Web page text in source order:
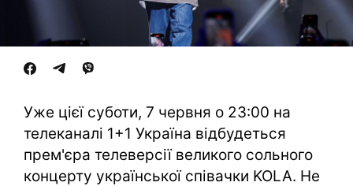
Уже цієї суботи, 7 червня о 23:00 на
телеканалі 1+1 Україна відбудеться
прем'єра телеверсії великого сольного
концерту української співачки KOLA. Не